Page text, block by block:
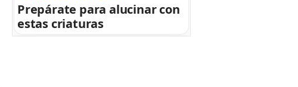
Prepárate para alucinar con
estas criaturas